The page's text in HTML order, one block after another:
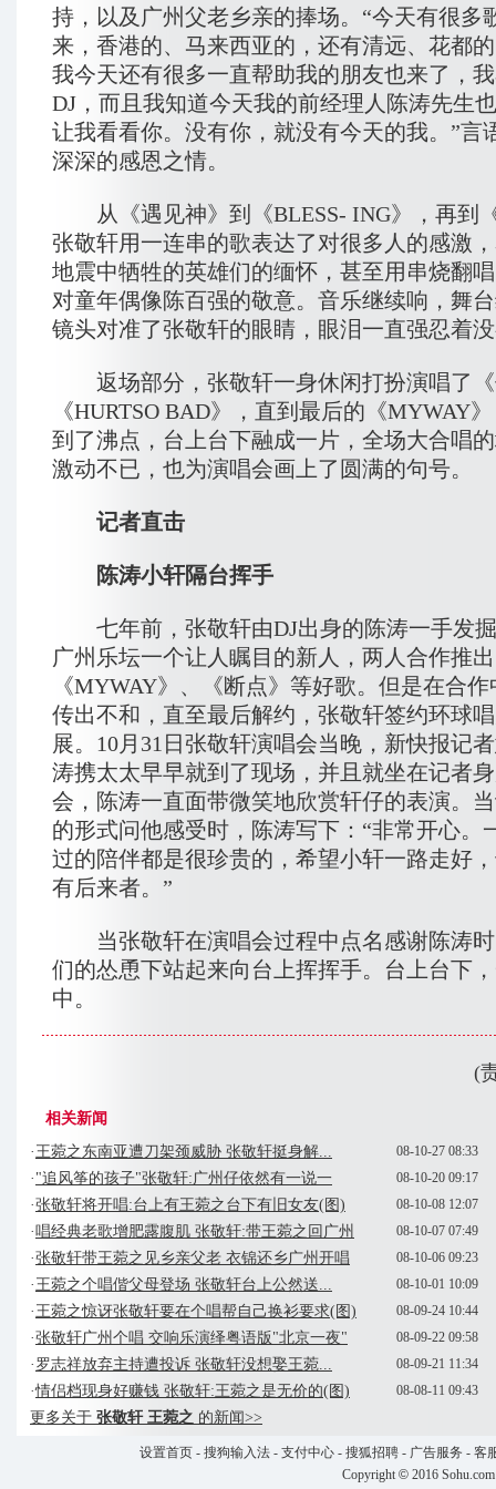
持，以及广州父老乡亲的捧场。“今天有很多
来，香港的、马来西亚的，还有清远、花都
我今天还有很多一直帮助我的朋友也来了，
DJ，而且我知道今天我的前经理人陈涛先生
让我看看你。没有你，就没有今天的我。”言
深深的感恩之情。
从《遇见神》到《BLESS- ING》，再到
张敬轩用一连串的歌表达了对很多人的感激
地震中牺牲的英雄们的缅怀，甚至用串烧翻
对童年偶像陈百强的敬意。音乐继续响，舞
镜头对准了张敬轩的眼睛，眼泪一直强忍着
返场部分，张敬轩一身休闲打扮演唱了《
《HURTSO BAD》，直到最后的《MYWAY
到了沸点，台上台下融成一片，全场大合唱
激动不已，也为演唱会画上了圆满的句号。
记者直击
陈涛小轩隔台挥手
七年前，张敬轩由DJ出身的陈涛一手发
广州乐坛一个让人瞩目的新人，两人合作推
《MYWAY》、《断点》等好歌。但是在合
传出不和，直至最后解约，张敬轩签约环球
展。10月31日张敬轩演唱会当晚，新快报记
涛携太太早早就到了现场，并且就坐在记者
会，陈涛一直面带微笑地欣赏轩仔的表演。
的形式问他感受时，陈涛写下：“非常开心。
过的陪伴都是很珍贵的，希望小轩一路走好
有后来者。”
当张敬轩在演唱会过程中点名感谢陈涛时
们的怂恿下站起来向台上挥挥手。台上台下
中。
(
相关新闻
08-10-27 08:33
·王菀之东南亚遭刀架颈威胁 张敬轩挺身解...
08-10-20 09:17
·"追风筝的孩子"张敬轩:广州仔依然有一说一
08-10-08 12:07
·张敬轩将开唱:台上有王菀之台下有旧女友(图)
08-10-07 07:49
·唱经典老歌增肥露腹肌 张敬轩:带王菀之回广州
08-10-06 09:23
·张敬轩带王菀之见乡亲父老 衣锦还乡广州开唱
08-10-01 10:09
·王菀之个唱偕父母登场 张敬轩台上公然送...
08-09-24 10:44
·王菀之惊讶张敬轩要在个唱帮自己换衫要求(图)
08-09-22 09:58
·张敬轩广州个唱 交响乐演绎粤语版"北京一夜"
08-09-21 11:34
·罗志祥放弃主持遭投诉 张敬轩没想娶王菀...
08-08-11 09:43
·情侣档现身好赚钱 张敬轩:王菀之是无价的(图)
更多关于 张敬轩 王菀之 的新闻>>
设置首页- 搜狗输入法- 支付中心- 搜狐招聘- 广告服务 - 客
Copyright © 2016